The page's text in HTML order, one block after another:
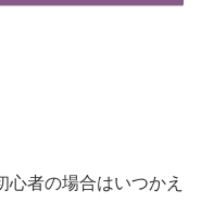
者の場合はいつかえ